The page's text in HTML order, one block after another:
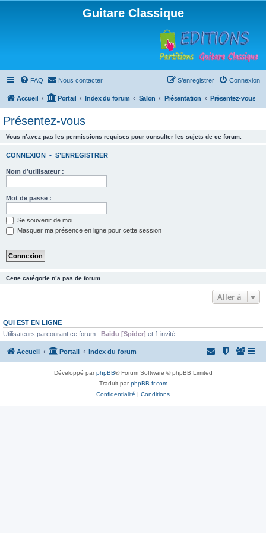
Guitare Classique
FAQ Nous contacter Connexion
S’enregistrer
Accueil Portail Index du forum Salon Présentation Présentez-vous
Présentez-vous
Vous n’avez pas les permissions requises pour consulter les sujets de ce forum.
CONNEXION • S’ENREGISTRER
Nom d’utilisateur :
Mot de passe :
Se souvenir de moi
Masquer ma présence en ligne pour cette session
Cette catégorie n’a pas de forum.
Aller à
QUI EST EN LIGNE
Utilisateurs parcourant ce forum : Baidu [Spider] et 1 invité
Accueil Portail Index du forum
Développé parphpBB® Forum Software © phpBB Limited
Traduit parphpBB-fr.com
Confidentialité | Conditions